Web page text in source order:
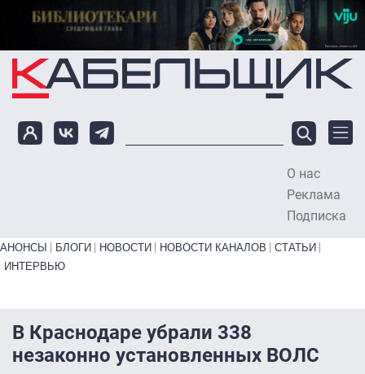
Перейти к основному содержанию
О нас
Реклама
Подписка
Primary links bottom
АНОНСЫ БЛОГИ НОВОСТИ НОВОСТИ КАНАЛОВ
СТАТЬИ
ИНТЕРВЬЮ
В Краснодаре убрали 338
незаконно установленных ВОЛС